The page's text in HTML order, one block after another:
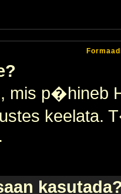
mis p�hineb
keelata.